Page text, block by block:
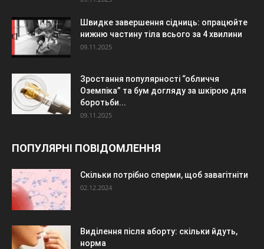
Швидке завершення сідниць: опрацюйте
нижню частину тіла всього за 4 хвилини
09.11.2025
Зростання популярності “обличчя
Оземпіка” та бум догляду за шкірою для
боротьби...
09.11.2025
ПОПУЛЯРНІ ПОВІДОМЛЕННЯ
Скільки потрібно сперми, щоб завагітніти
02.12.2024
Виділення після аборту: скільки йдуть,
норма